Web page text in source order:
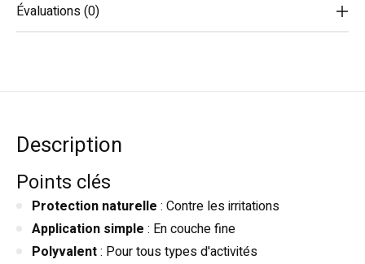
Évaluations (0)
Description
Points clés
Protection naturelle : Contre les irritations
Application simple : En couche fine
Polyvalent: Pour tous types d'activités